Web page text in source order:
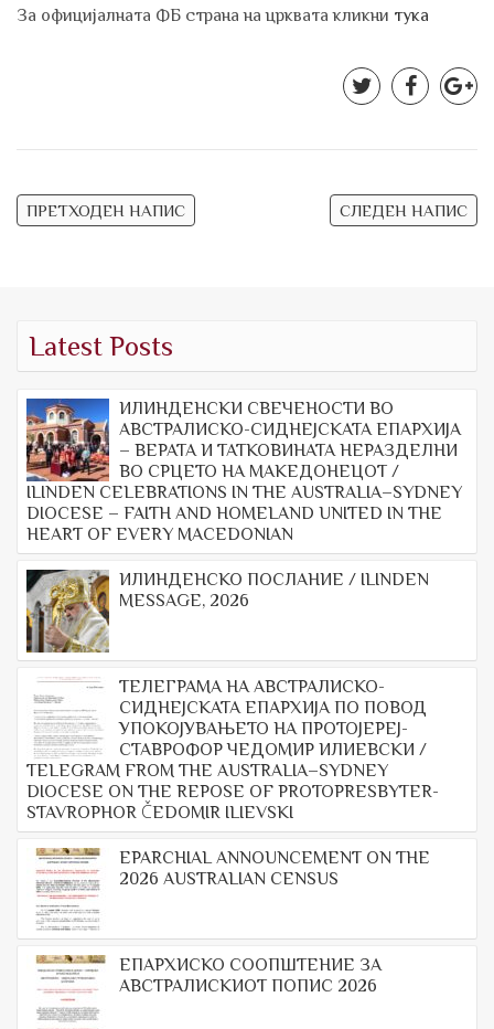
За официјалната ФБ страна на црквата кликни тука
Post
ПРЕТХОДЕН НАПИС СЛЕДЕН НАПИС
Latest Posts
ИЛИНДЕНСКИ СВЕЧЕНОСТИ ВО
АВСТРАЛИСКО-СИДНЕЈСКАТА ЕПАРХИЈА
– ВЕРАТА И ТАТКОВИНАТА НЕРАЗДЕЛНИ
ВО СРЦЕТО НА МАКЕДОНЕЦОТ /
ILINDEN CELEBRATIONS IN THE AUSTRALIA–SYDNEY
DIOCESE – FAITH AND HOMELAND UNITED IN THE
HEART OF EVERY MACEDONIAN
ИЛИНДЕНСКО ПОСЛАНИЕ / ILINDEN
MESSAGE, 2026
ТЕЛЕГРАМА НА АВСТРАЛИСКО-
СИДНЕЈСКАТА ЕПАРХИЈА ПО ПОВОД
УПОКОЈУВАЊЕТО НА ПРОТОЈЕРЕЈ-
СТАВРОФОР ЧЕДОМИР ИЛИЕВСКИ /
TELEGRAM FROM THE AUSTRALIA–SYDNEY
DIOCESE ON THE REPOSE OF PROTOPRESBYTER-
STAVROPHOR ČEDOMIR ILIEVSKI
EPARCHIAL ANNOUNCEMENT ON THE
2026 AUSTRALIAN CENSUS
ЕПАРХИСКО СООПШТЕНИЕ ЗА
АВСТРАЛИСКИОТ ПОПИС 2026